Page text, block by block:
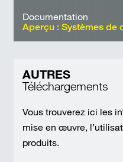
Documentation
Aperçu : Systèmes de
AUTRES
Téléchargements
Vous trouverez ici les
mise en œuvre,
produits.